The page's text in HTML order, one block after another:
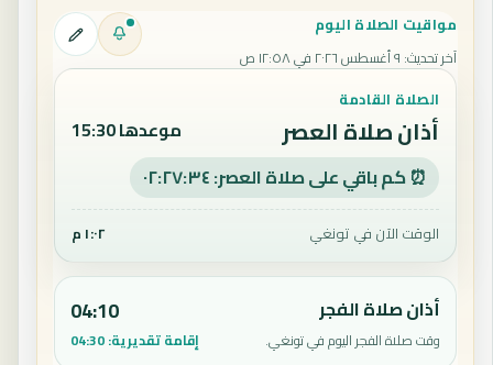
مواقيت الصلاة اليوم
آخر تحديث: ٩ أغسطس ٢٠٢٦ في ١٢:٥٨ ص
الصلاة القادمة
أذان صلاة العصر موعدها 15:30
⏰ كم باقي على صلاة العصر: ٠٢:٢٧:٣٣
الوقت الآن في تونغي ١:٠٢ م
أذان صلاة الفجر
وقت صلاة الفجر اليوم في تونغي.
04:10
إقامة تقديرية:04:30